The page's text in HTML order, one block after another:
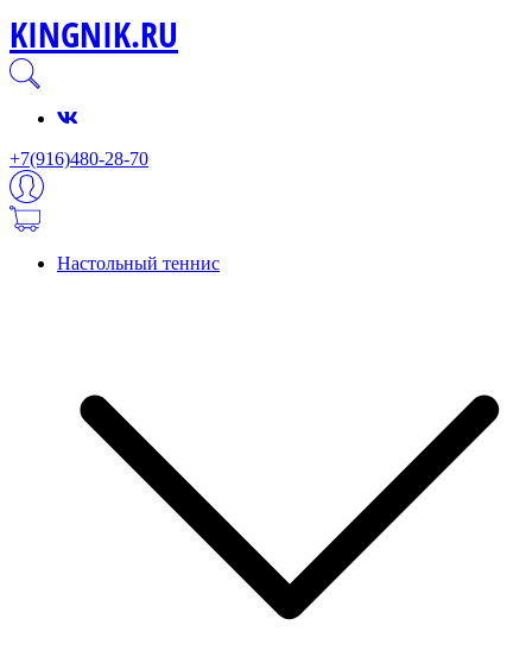
KINGNIK.RU
+7(916)480-28-70
Настольный теннис